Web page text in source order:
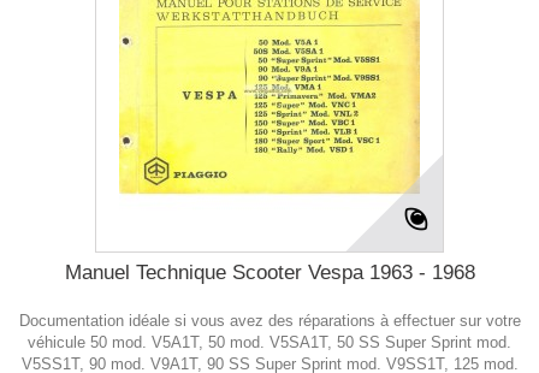
Manuel Technique Scooter Vespa 1963 - 1968
Documentation idéale si vous avez des réparations à effectuer sur votre
véhicule 50 mod. V5A1T, 50 mod. V5SA1T, 50 SS Super Sprint mod.
V5SS1T, 90 mod. V9A1T, 90 SS Super Sprint mod. V9SS1T, 125 mod.